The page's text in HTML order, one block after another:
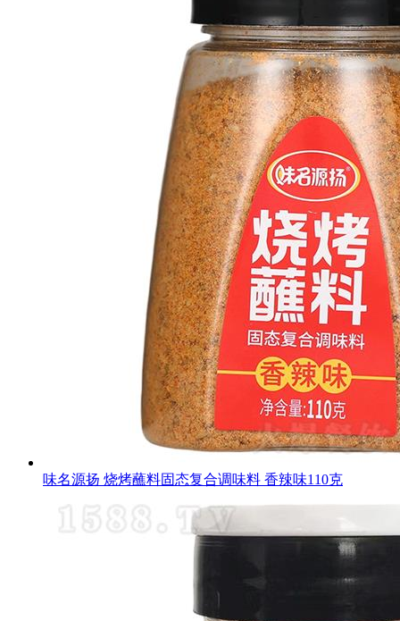
味名源扬 烧烤蘸料固态复合调味料 香辣味110克